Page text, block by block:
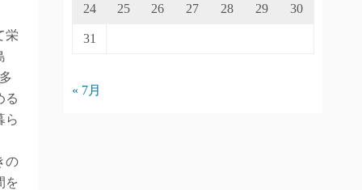
栄
る
ら
の
を
24 25 26 27 28 29 30
31
« 7月